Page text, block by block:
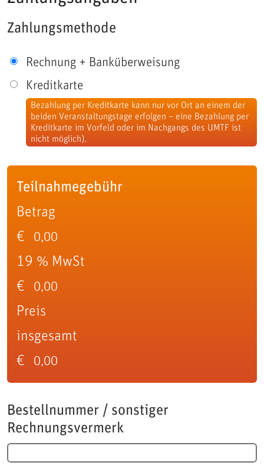
Zahlungsmethode
Rechnung + Banküberweisung
Kreditkarte
Bezahlung per Kreditkarte kann nur vor Ort an einem der
beiden Veranstaltungstage erfolgen – eine Bezahlung per
Kreditkarte im Vorfeld oder im Nachgangs des UMTF ist
nicht möglich).
Teilnahmegebühr
Betrag
€
19 % MwSt
€
Preis
insgesamt
€
Bestellnummer / sonstiger
Rechnungsvermerk